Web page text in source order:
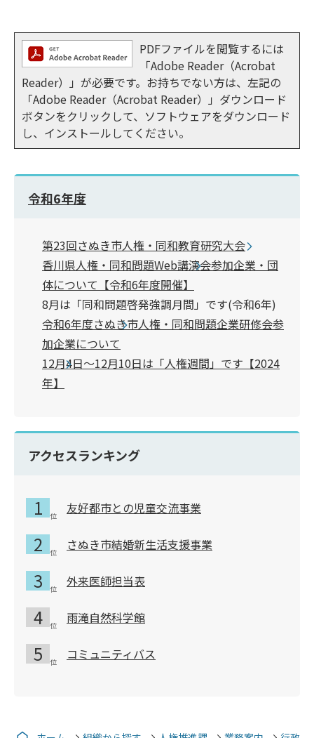
PDFファイルを閲覧するには
「Adobe Reader（Acrobat
Reader）」が必要です。お持ちでない方は、左記の
「Adobe Reader（Acrobat Reader）」ダウンロード
ボタンをクリックして、ソフトウェアをダウンロード
し、インストールしてください。
令和6年度
第23回さぬき市人権・同和教育研究大会
香川県人権・同和問題Web講演会参加企業・団
体について【令和6年度開催】
8月は「同和問題啓発強調月間」です(令和6年)
令和6年度さぬき市人権・同和問題企業研修会参
加企業について
12月4日～12月10日は「人権週間」です【2024
年】
アクセスランキング
友好都市との児童交流事業
さぬき市結婚新生活支援事業
外来医師担当表
雨滝自然科学館
コミュニティバス